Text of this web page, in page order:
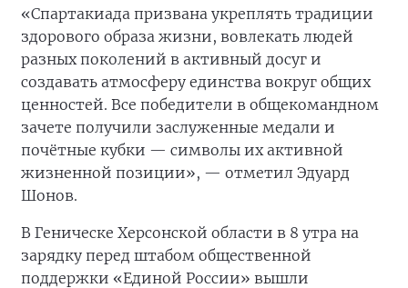
«Спартакиада призвана укреплять традиции
здорового образа жизни, вовлекать людей
разных поколений в активный досуг и
создавать атмосферу единства вокруг общих
ценностей. Все победители в общекомандном
зачете получили заслуженные медали и
почётные кубки — символы их активной
жизненной позиции», — отметил Эдуард
Шонов.
В Геническе Херсонской области в 8 утра на
зарядку перед штабом общественной
поддержки «Единой России» вышли